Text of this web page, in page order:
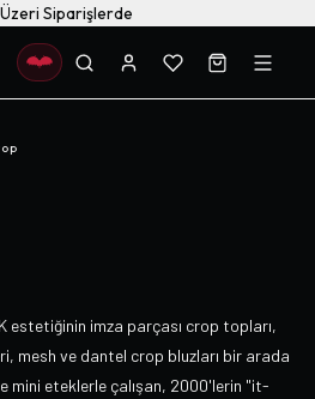
Siparişlerde
estetiğinin imza parçası crop topları,
mesh ve dantel crop bluzları bir arada
mini eteklerle çalışan, 2000'lerin "it-